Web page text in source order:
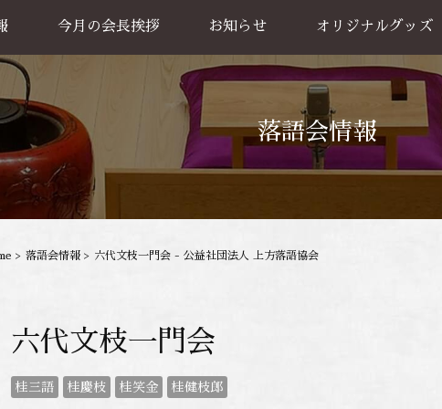
亭
今月の会長挨拶 お知らせ オリジナルグッズ
グッズ販売
お買い物方法
落語会情報
> 落語会情報 > 六代文枝一門会 - 公益社団法人 上方落語協会
六代文枝一門会
桂三語 桂慶枝 桂笑金 桂健枝郎